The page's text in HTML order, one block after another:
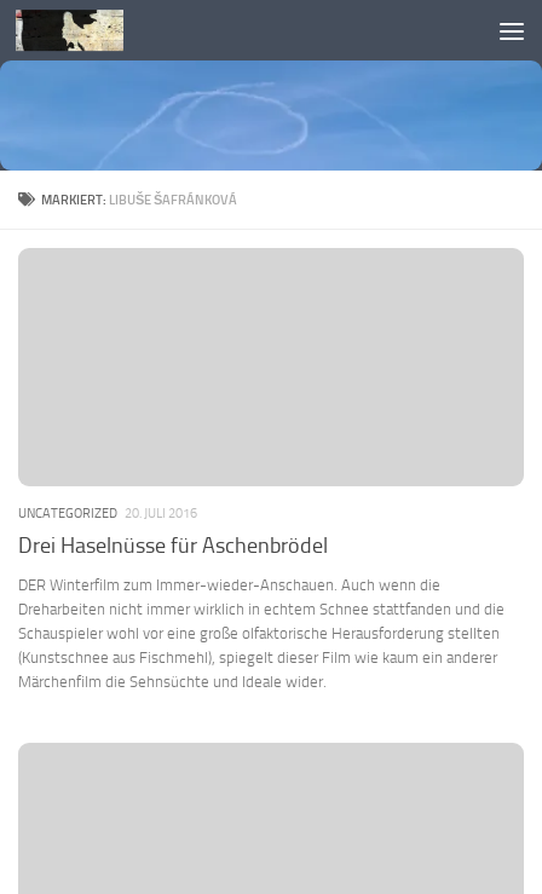
Skip to content
MARKIERT: LIBUŠE ŠAFRÁNKOVÁ
UNCATEGORIZED 20. JULI 2016
Drei Haselnüsse für Aschenbrödel
DER Winterfilm zum Immer-wieder-Anschauen. Auch wenn die
Dreharbeiten nicht immer wirklich in echtem Schnee stattfanden und die
Schauspieler wohl vor eine große olfaktorische Herausforderung stellten
(Kunstschnee aus Fischmehl), spiegelt dieser Film wie kaum ein anderer
Märchenfilm die Sehnsüchte und Ideale wider.